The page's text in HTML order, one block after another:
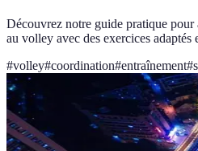
Découvrez notre guide pratique
au volley avec des exercices adaptés
#volley#coordination#entraînement#